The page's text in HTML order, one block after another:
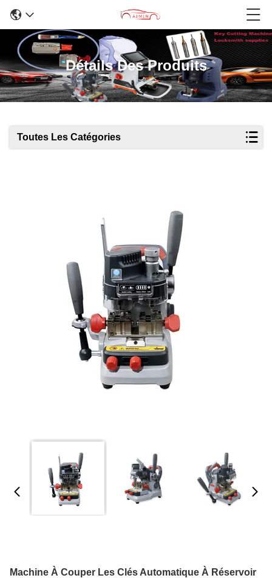
Détails Des Produits
Toutes Les Catégories
Machine À Couper Les Clés Automatique À Réservoir